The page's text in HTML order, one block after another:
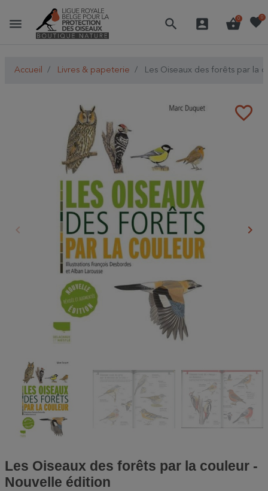
menu search account_box shopping_basket
0 favorite0
Accueil Livres & papeterie Les Oiseaux des forêts par la
favorite_border
Précédent
keyboard_arrow_left keyboard_arrow_right
Les Oiseaux des forêts par la couleur -
Nouvelle édition